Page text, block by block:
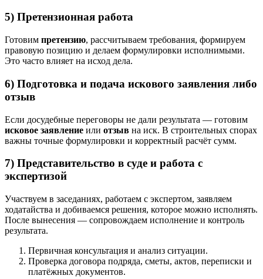
5) Претензионная работа
Готовим претензию, рассчитываем требования, формируем
правовую позицию и делаем формулировки исполнимыми.
Это часто влияет на исход дела.
6) Подготовка и подача искового заявления либо
отзыв
Если досудебные переговоры не дали результата — готовим
исковое заявление или отзыв на иск. В строительных спорах
важны точные формулировки и корректный расчёт сумм.
7) Представительство в суде и работа с
экспертизой
Участвуем в заседаниях, работаем с экспертом, заявляем
ходатайства и добиваемся решения, которое можно исполнять.
После вынесения — сопровождаем исполнение и контроль
результата.
Первичная консультация и анализ ситуации.
Проверка договора подряда, сметы, актов, переписки и
платёжных документов.